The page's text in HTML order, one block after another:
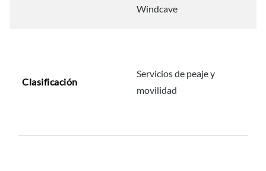
Clasificación
Windcave
Servicios de peaje y
movilidad